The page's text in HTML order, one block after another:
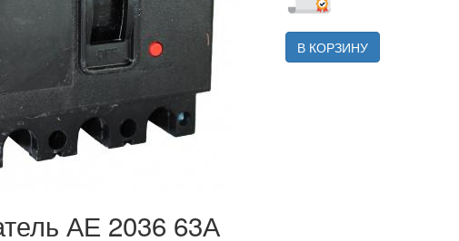
В КОРЗИНУ
АЕ 2036 63А